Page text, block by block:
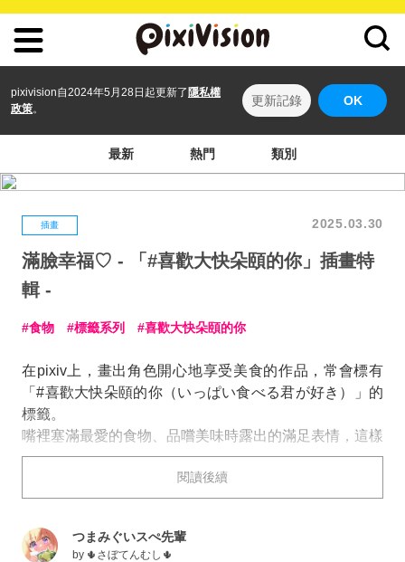
pixivision自2024年5月28日起更新了 隱私權
政策。
更新記錄 OK
最新 熱門 類別
插畫 2025.03.30
滿臉幸福♡ - 「#喜歡大快朵頤的你」插畫特
輯 -
食物 標籤系列 喜歡大快朵頤的你
在pixiv上，畫出角色開心地享受美食的作品，常會標有
「#喜歡大快朵頤的你（いっぱい食べる君が好き）」的
標籤。
嘴裡塞滿最愛的食物、品嚐美味時露出的滿足表情，這樣
的畫面讓人忍不住也被感染，心情隨之變得愉悅。從豪快
地大口咬下，到細細品味的瞬間，每一幅作品都展現了角
色對美食的喜愛。
看看吧。
閱讀後續
つまみぐいスぺ先輩
by 🌵さぼてんむし🌵